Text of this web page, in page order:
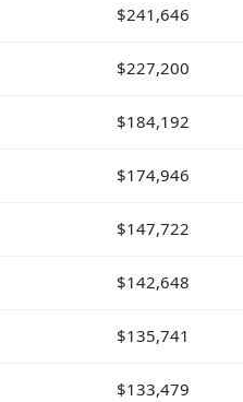
$241,646
$227,200
$184,192
$174,946
$147,722
$142,648
$135,741
$133,479